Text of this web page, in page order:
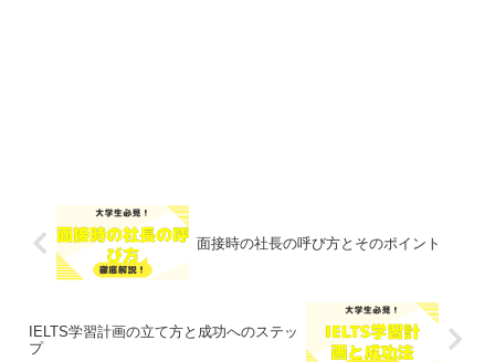
面接時の社長の呼び方とそのポイント
IELTS学習計画の立て方と成功へのステッ
プ